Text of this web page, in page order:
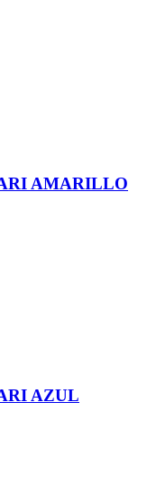
AMARILLO
AZUL